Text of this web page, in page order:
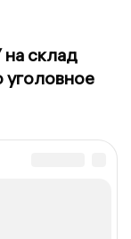
склад
уголовное